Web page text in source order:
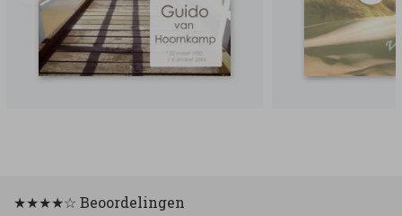
★★★★☆ Beoordelingen